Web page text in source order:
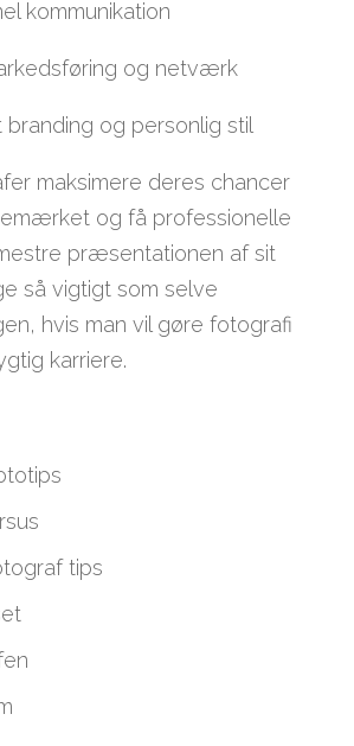
kommunikation
og netværk
og personlig stil
maksimere deres chancer
og få professionelle
præsentationen af sit
så vigtigt som selve
hvis man vil gøre fotografi
karriere.
tips